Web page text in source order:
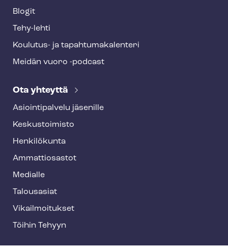
Blogit
Tehy-lehti
Koulutus- ja ta­pah­tu­ma­ka­len­te­ri
Meidän vuoro -podcast
Ota yhteyttä
Asioin­ti­pal­ve­lu jäsenille
Keskustoimisto
Henkilökunta
Ammattiosastot
Medialle
Talousasiat
Vi­kail­moi­tuk­set
Töihin Tehyyn